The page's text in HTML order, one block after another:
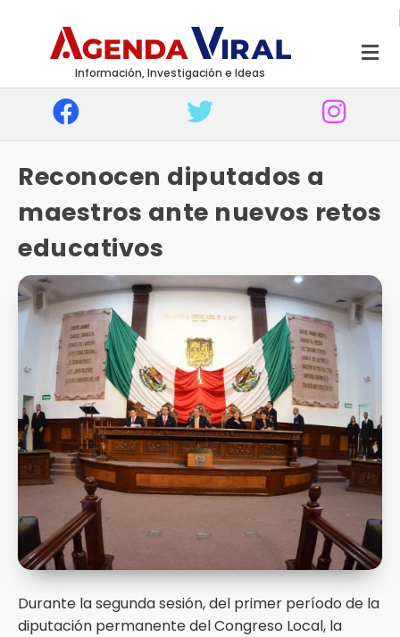
Información, Investigación e Ideas
Reconocen diputados a
maestros ante nuevos retos
educativos
Durante la segunda sesión, del primer período de la
diputación permanente del Congreso Local, la